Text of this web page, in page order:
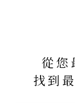
從您
找到